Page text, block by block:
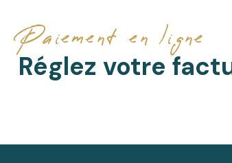
Paiement en ligne
Réglez votre